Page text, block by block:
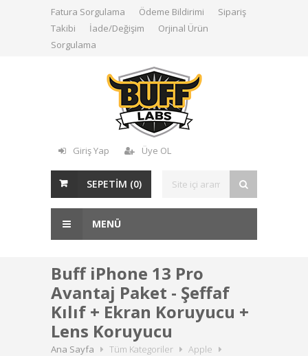
Fatura Sorgulama Ödeme Bildirimi
Sipariş
Takibi
İade/Değişim
Orjinal Ürün
Sorgulama
Giriş Yap Üye OL
SEPETİM (0)
MENÜ
Buff iPhone 13 Pro
Avantaj Paket - Şeffaf
Kılıf + Ekran Koruyucu +
Lens Koruyucu
Ana Sayfa Tüm Kategoriler
Apple